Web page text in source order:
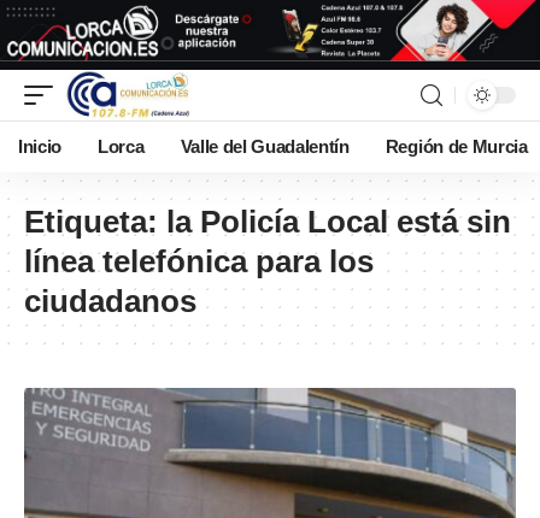
Inicio Lorca Valle del Guadalentín Región de Murcia
Etiqueta: la Policía Local está sin
línea telefónica para los
ciudadanos